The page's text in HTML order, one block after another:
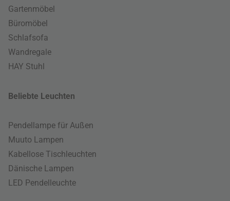
Gartenmöbel
Büromöbel
Schlafsofa
Wandregale
HAY Stuhl
Beliebte Leuchten
Pendellampe für Außen
Muuto Lampen
Kabellose Tischleuchten
Dänische Lampen
LED Pendelleuchte